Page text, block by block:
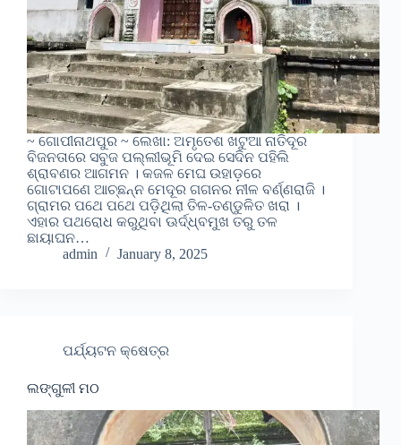
~ ଗୋପୀନାଥପୁର ~ ଲେଖା: ଅମୃତେଶ ଖଟୁଆ ନାତିଦୂର
ବିଜନତାରେ ସବୁଜ ପଲ୍ଲୀଭୂମି ଦେଇ ସେଦିନ ପହିଲି
ଶ୍ରାବଣର ଆଗମନ । କଜଳ ମେଘ ଉହାଡ଼ରେ
ଗୋଟାପଣେ ଆଚ୍ଛନ୍ନ ମେଦୂର ଗଗନର ନୀଳ ବର୍ଣ୍ଣରାଜି ।
ଗ୍ରାମର ପଥେ ପଥେ ପଡ଼ିଥିଲା ତିଳ-ତଣ୍ଡୁଳିତ ଖରା ।
ଏହାର ପଥରୋଧ କରୁଥିବା ଊର୍ଦ୍ଧ୍ବମୁଖ ତରୁ ତଳ
ଛାୟାଘନ…
admin
January 8, 2025
ପର୍ଯ୍ୟଟନ କ୍ଷେତ୍ର
ଲଙ୍ଗୁଳୀ ମଠ